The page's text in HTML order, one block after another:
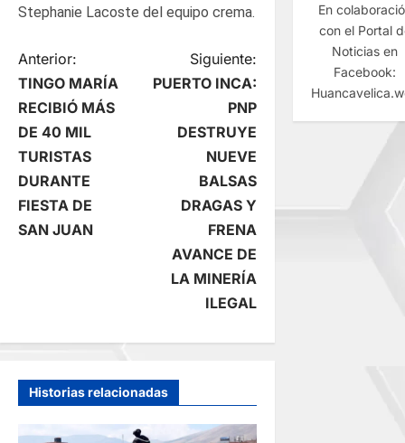
Stephanie Lacoste del equipo crema.
N
a
v
e
g
i
ó
n
Anterior:
TINGO MARÍA
RECIBIÓ MÁS
DE 40 MIL
TURISTAS
DURANTE
FIESTA DE
SAN JUAN
Siguiente:
PUERTO INCA:
PNP
DESTRUYE
NUEVE
BALSAS
DRAGAS Y
FRENA
AVANCE DE
LA MINERÍA
ILEGAL
Historias relacionadas
En
con el Portal
Noticias en
Facebook: